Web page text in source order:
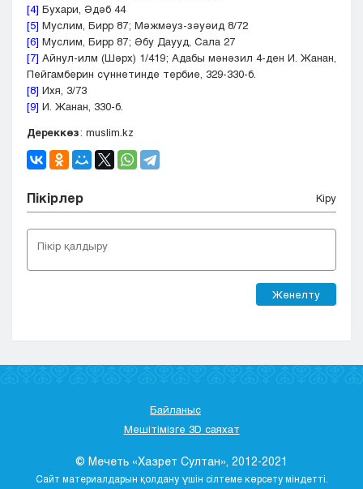
[4] Бухари, Әдәб 44
[5] Муслим, Бирр 87; Мәжмәуз-зәуәид 8/72
[6] Муслим, Бирр 87; Әбу Даууд, Сала 27
[7] Айнул-илм (Шәрх) 1/419; Адабы мәнәзил 4-ден И. Жанан,
Пейгамберин сүннетинде тербие, 329-330-б.
[8] Ихя, 3/73
[9] И. Жанан, 330-б.
Дереккөз: muslim.kz
Пікірлер Кіру
Жөнелту
Байланыс
Мешітімізге 3D саяхат
© Мечеть «Хазрет Султан», 2012-2021
Сайт материалдарын қолдану үшін сілтеме көрсету міндетті.